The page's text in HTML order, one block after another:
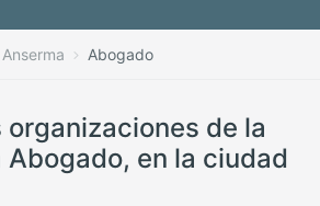
Anserma Abogado
organizaciones de la
en la ciudad